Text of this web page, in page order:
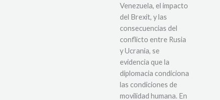
Venezuela, el impacto
del Brexit, y las
consecuencias del
conflicto entre Rusia
y Ucrania, se
evidencia que la
diplomacia condiciona
las condiciones de
movilidad humana. En